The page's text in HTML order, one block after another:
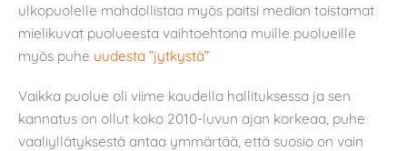
ulkopuolelle mahdollistaa myös paitsi median toistamat
mielikuvat puolueesta vaihtoehtona muille puolueille
myös puhe uudesta ”jytkystä”
Vaikka puolue oli viime kaudella hallituksessa ja sen
kannatus on ollut koko 2010-luvun ajan korkeaa, puhe
vaaliyllätyksestä antaa ymmärtää, että suosio on vain